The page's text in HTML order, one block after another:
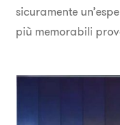
sicuramente
più memorabili